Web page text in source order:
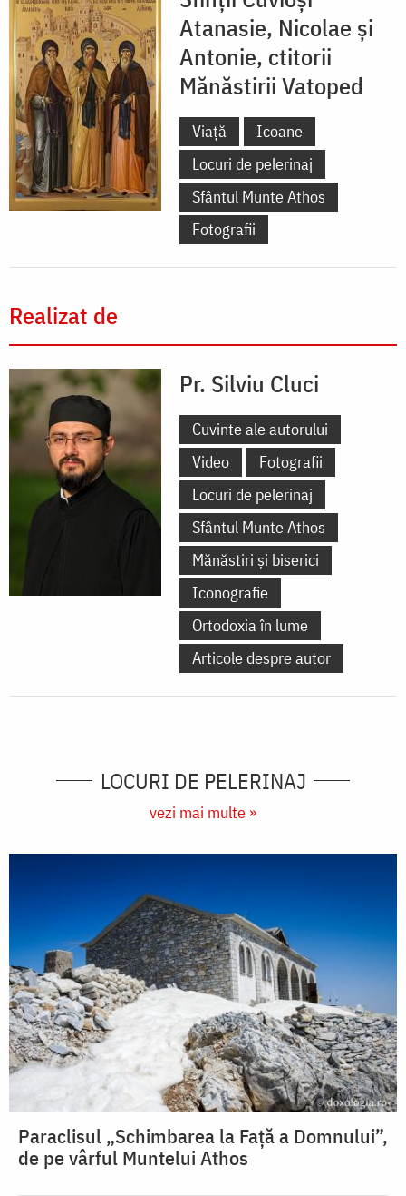
Atanasie, Nicolae și
Antonie, ctitorii
Mănăstirii Vatoped
Viață
Icoane
Locuri de pelerinaj
Sfântul Munte Athos
Fotografii
Realizat de
Pr. Silviu Cluci
Cuvinte ale autorului
Video
Fotografii
Locuri de pelerinaj
Sfântul Munte Athos
Mănăstiri și biserici
Iconografie
Ortodoxia în lume
Articole despre autor
LOCURI DE PELERINAJ
vezi mai multe »
Paraclisul „Schimbarea la Față a Domnului”,
de pe vârful Muntelui Athos